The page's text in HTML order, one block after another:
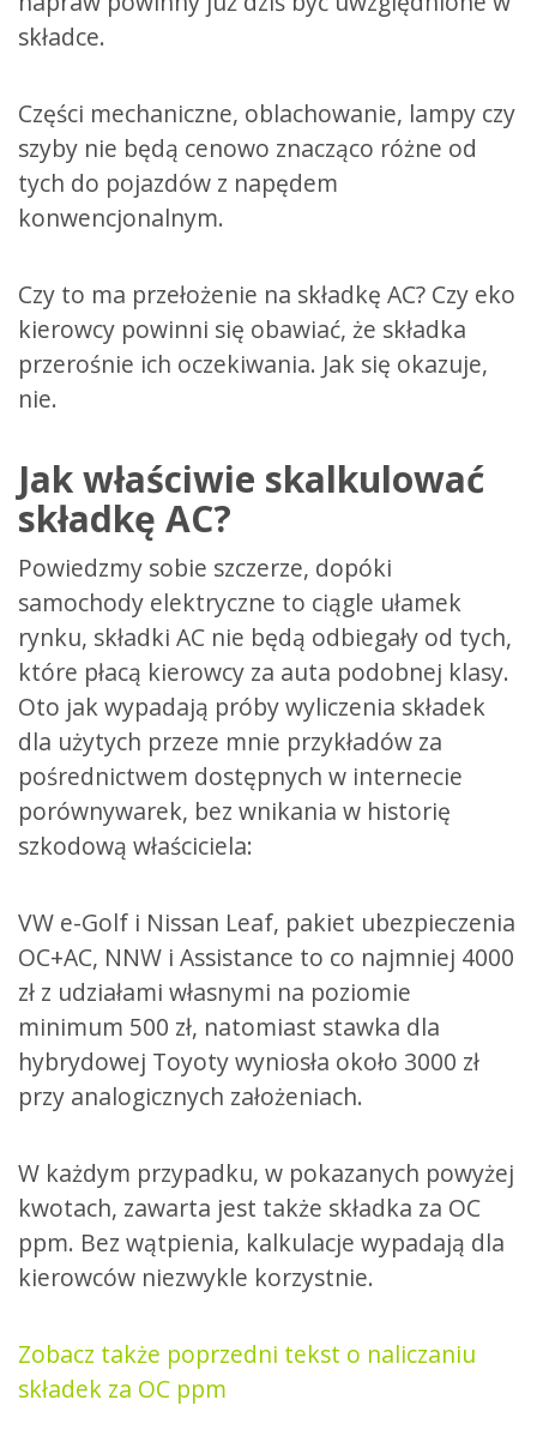
składce.
Części mechaniczne, oblachowanie, lampy czy
szyby nie będą cenowo znacząco różne od
tych do pojazdów z napędem
konwencjonalnym.
Czy to ma przełożenie na składkę AC? Czy eko
kierowcy powinni się obawiać, że składka
przerośnie ich oczekiwania. Jak się okazuje,
nie.
Jak właściwie skalkulować
składkę AC?
Powiedzmy sobie szczerze, dopóki
samochody elektryczne to ciągle ułamek
rynku, składki AC nie będą odbiegały od tych,
które płacą kierowcy za auta podobnej klasy.
Oto jak wypadają próby wyliczenia składek
dla użytych przeze mnie przykładów za
pośrednictwem dostępnych w internecie
porównywarek, bez wnikania w historię
szkodową właściciela:
VW e-Golf i Nissan Leaf, pakiet ubezpieczenia
OC+AC, NNW i Assistance to co najmniej 4000
zł z udziałami własnymi na poziomie
minimum 500 zł, natomiast stawka dla
hybrydowej Toyoty wyniosła około 3000 zł
przy analogicznych założeniach.
W każdym przypadku, w pokazanych powyżej
kwotach, zawarta jest także składka za OC
ppm. Bez wątpienia, kalkulacje wypadają dla
kierowców niezwykle korzystnie.
Zobacz także poprzedni tekst o naliczaniu
składek za OC ppm